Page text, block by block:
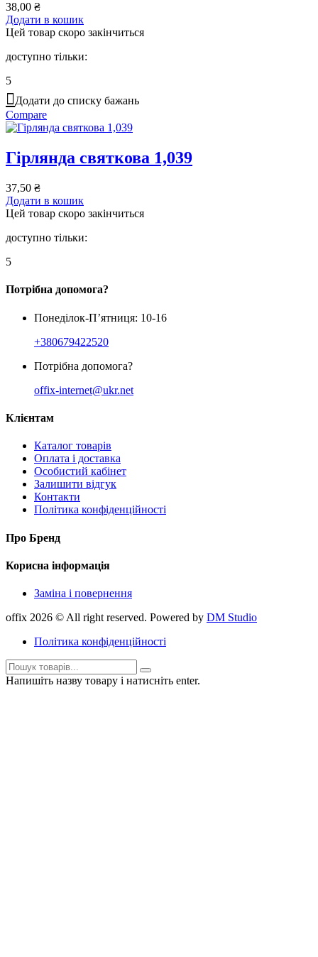
38,00 ₴
Додати в кошик
Цей товар скоро закінчиться
доступно тільки:
5
Додати до списку бажань
Compare
Гірлянда святкова 1,039
37,50 ₴
Додати в кошик
Цей товар скоро закінчиться
доступно тільки:
5
Потрібна допомога?
Понеділок-П’ятниця: 10-16
+380679422520
Потрібна допомога?
offix-internet@ukr.net
Клієнтам
Каталог товарів
Оплата і доставка
Особистий кабінет
Залишити відгук
Контакти
Політика конфіденційності
Про Бренд
Корисна інформація
Заміна і повернення
offix 2026 © All right reserved. Powered by DM Studio
Політика конфіденційності
Напишіть назву товару і натисніть enter.